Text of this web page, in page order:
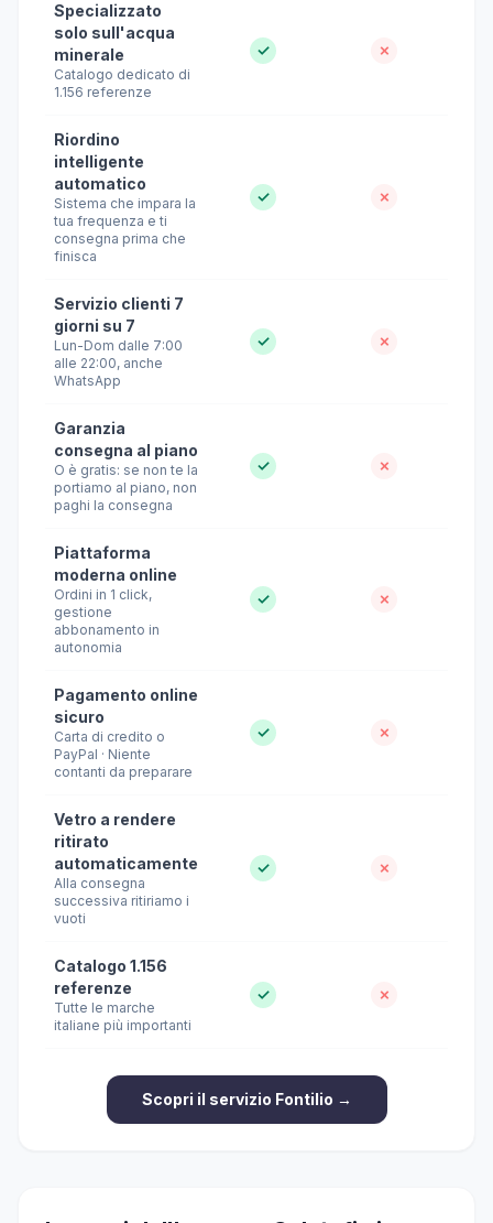
Specializzato
solo sull'acqua
minerale
Catalogo dedicato di
1.156 referenze
✓ ✗
Riordino
intelligente
automatico
Sistema che impara la
tua frequenza e ti
consegna prima che
finisca
✓ ✗
Servizio clienti 7
giorni su 7
Lun-Dom dalle 7:00
alle 22:00, anche
WhatsApp
✓ ✗
Garanzia
consegna al piano
O è gratis: se non te la
portiamo al piano, non
paghi la consegna
✓ ✗
Piattaforma
moderna online
Ordini in 1 click,
gestione
abbonamento in
autonomia
✓ ✗
Pagamento online
sicuro
Carta di credito o
PayPal · Niente
contanti da preparare
✓ ✗
Vetro a rendere
ritirato
automaticamente
Alla consegna
successiva ritiriamo i
vuoti
✓ ✗
Catalogo 1.156
referenze
Tutte le marche
italiane più importanti
✓ ✗
Scopri il servizio Fontilio →